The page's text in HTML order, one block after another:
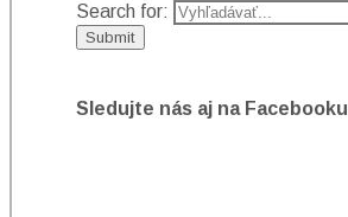
Search for:
Sledujte nás aj na Facebooku